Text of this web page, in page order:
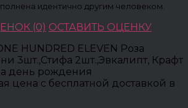
идентично другим человеком.
(0) ОСТАВИТЬ ОЦЕНКУ
HUNDRED ELEVEN Роза
3шт.,Стифа 2шт.,Эвкалипт, Крафт
день рождения
цена с бесплатной доставкой в